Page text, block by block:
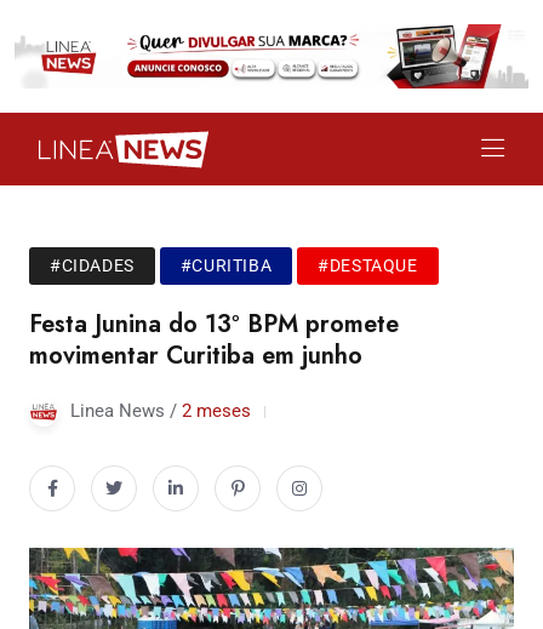
#CIDADES #CURITIBA #DESTAQUE
Festa Junina do 13º BPM promete
movimentar Curitiba em junho
Linea News / 2 meses